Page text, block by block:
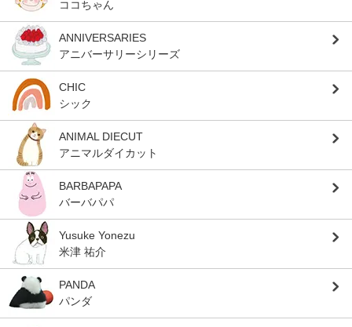
ココちゃん
ANNIVERSARIES
アニバーサリーシリーズ
CHIC
シック
ANIMAL DIECUT
アニマルダイカット
BARBAPAPA
バーバパパ
Yusuke Yonezu
米津 祐介
PANDA
パンダ